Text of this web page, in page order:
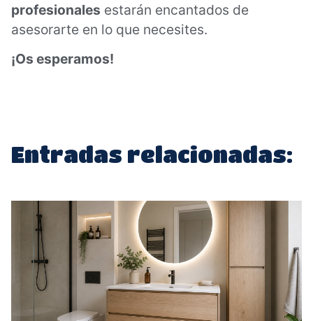
profesionales estarán encantados de
asesorarte en lo que necesites.
¡Os esperamos!
Entradas relacionadas: